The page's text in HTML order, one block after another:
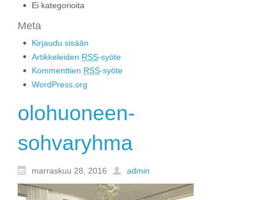
Ei kategorioita
Meta
Kirjaudu sisään
Artikkeleiden RSS-syöte
Kommenttien RSS-syöte
WordPress.org
olohuoneen-
sohvaryhma
marraskuu 28, 2016 admin